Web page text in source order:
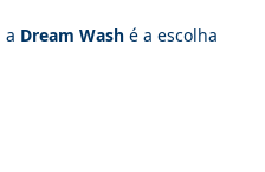
a Dream Wash é a escolha